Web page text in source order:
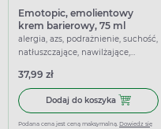
Emotopic, emolientowy
krem barierowy, 75 ml
alergia, azs, podrażnienie, suchość,
natłuszczające, nawilżające,
37,99 zł
Dodaj do koszyka Dodaj do
Podana cena jest ceną maksymalną. Dowiedz się